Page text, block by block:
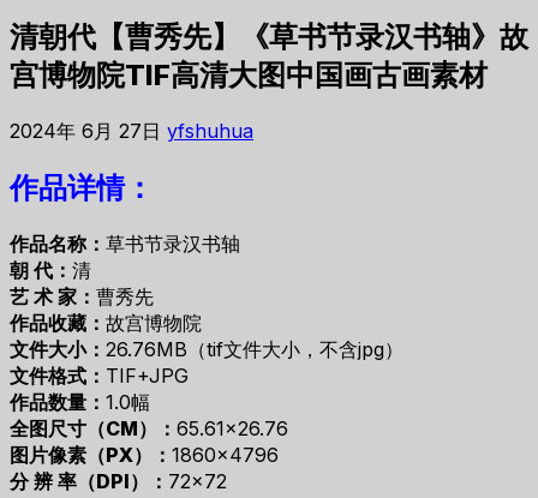
清朝代【曹秀先】《草书节录汉书轴》故
宫博物院TIF高清大图中国画古画素材
2024年 6月 27日 yfshuhua
作品详情：
作品名称： 草书节录汉书轴
朝 代： 清
艺 术 家： 曹秀先
作品收藏： 故宫博物院
文件大小： 26.76MB（tif文件大小，不含jpg）
文件格式： TIF+JPG
作品数量： 1.0幅
全图尺寸（CM）： 65.61×26.76
图片像素（PX）： 1860×4796
分 辨 率（DPI）： 72×72